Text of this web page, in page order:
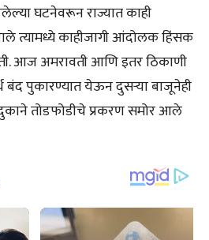
घटनेवरून राज्यात काही
त्यामध्ये काहीजागी आंदोलक हिंसक
आज अमरावती आणि इतर ठिकाणी
बंद पुकारण्यात येऊन दुसऱ्या बाजूनेही
तोडफोडीचे प्रकरण समोर आले